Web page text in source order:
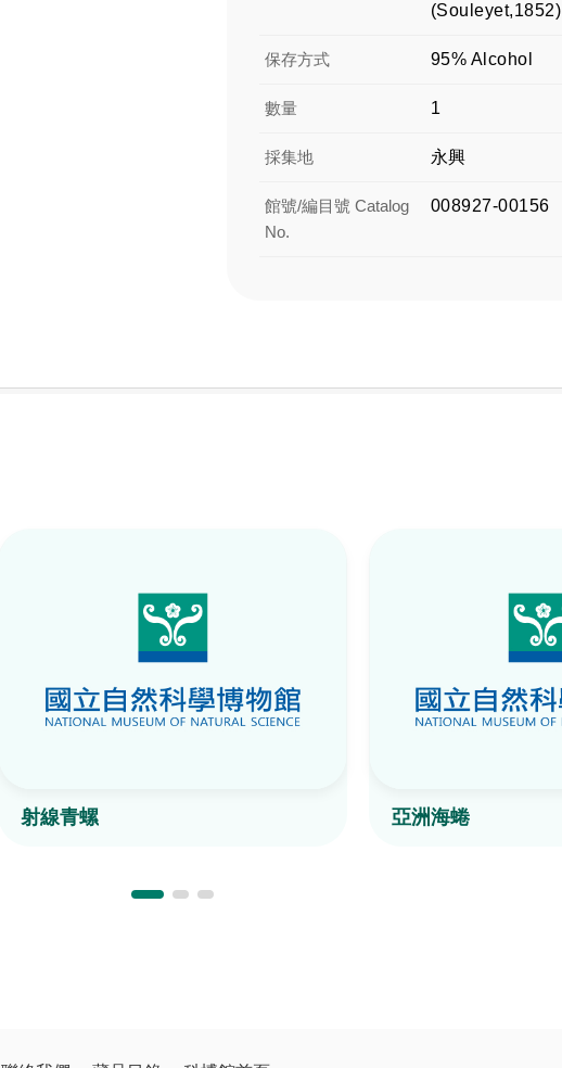
(Souleyet,1852)
保存方式 95% Alcohol
數量 1
採集地 永興
館號/編目號 Catalog
No.
008927-00156
射線青螺 亞洲海蜷